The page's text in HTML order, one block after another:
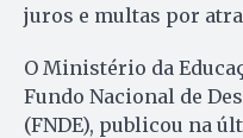
juros e multas por
O Ministério da
Fundo Nacional de
(FNDE), publicou na